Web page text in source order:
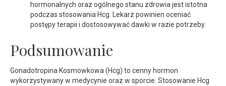
hormonalnych oraz ogólnego stanu zdrowia jest istotna
podczas stosowania Hcg. Lekarz powinien oceniać
postępy terapii i dostosowywać dawki w razie potrzeby.
Podsumowanie
Gonadotropina Kosmowkowa (Hcg) to cenny hormon
wykorzystywany w medycynie oraz w sporcie. Stosowanie Hcg